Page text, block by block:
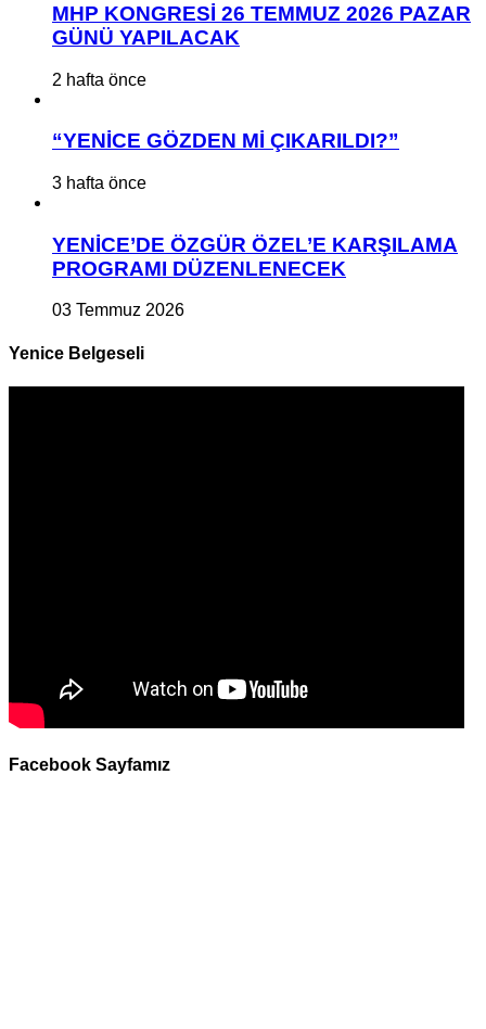
MHP KONGRESİ 26 TEMMUZ 2026 PAZAR
GÜNÜ YAPILACAK
2 hafta önce
“YENİCE GÖZDEN Mİ ÇIKARILDI?”
3 hafta önce
YENİCE’DE ÖZGÜR ÖZEL’E KARŞILAMA
PROGRAMI DÜZENLENECEK
03 Temmuz 2026
Yenice Belgeseli
Facebook Sayfamız